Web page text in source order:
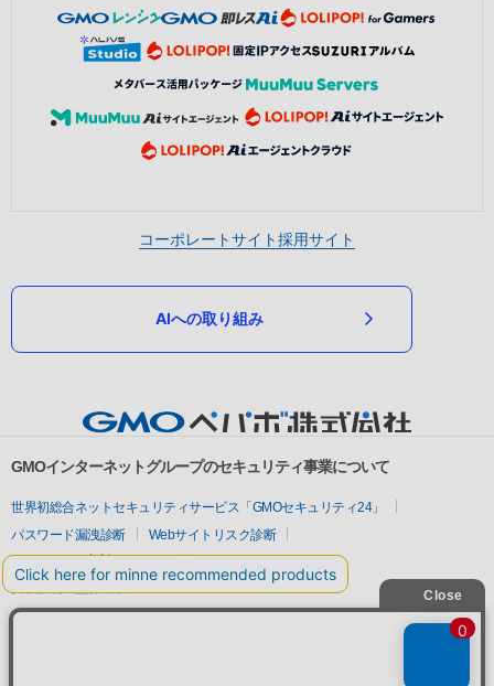
コーポレートサイト採用サイト
AIへの取り組み
GMOインターネットグループのセキュリティ事業について
世界初総合ネットセキュリティサービス「GMOセキュリティ24」
パスワード漏洩診断
Webサイトリスク診断
セキュリティ相談AIチャットボット
実在証明・盗聴対策
サイバー攻撃対策（GMOサイバーセキュリティ byイエラエ）